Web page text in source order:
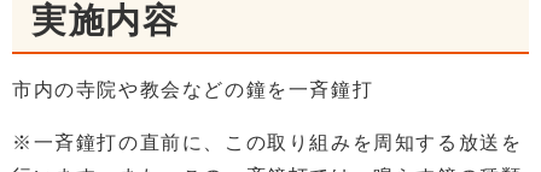
実施内容
市内の寺院や教会などの鐘を一斉鐘打
※一斉鐘打の直前に、この取り組みを周知する放送を